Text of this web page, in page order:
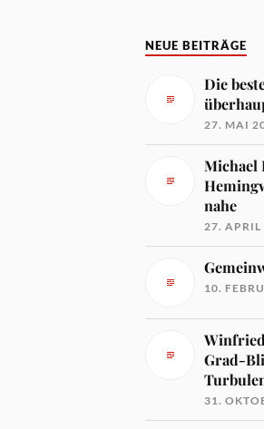
NEUE BEITRÄGE
Die
27. MAI
Michael
nahe
27. APRIL
10.
Grad-
31.